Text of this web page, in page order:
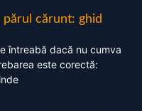
cărunt: ghid
întreabă dacă nu cumva
este corectă: